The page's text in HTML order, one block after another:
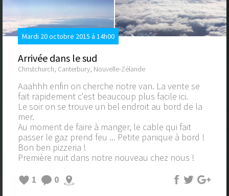
Mardi 20 octobre 2015 à 14h00
Arrivée dans le sud
Christchurch, Canterbury, Nouvelle-Zélande
Aaahhh enfin on cherche notre van. La vente se
fait rapidement c'est beaucoup plus facile ici.
Le soir on se trouve un bel endroit au bord de la
mer.
Au moment de faire à manger, le cable qui fait
passer le gaz prend feu ... Petite panique à bord !
Bon ben pizzeria !
Première nuit dans notre nouveau chez nous !
1
0